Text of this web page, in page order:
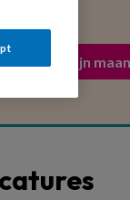
Activeer mijn